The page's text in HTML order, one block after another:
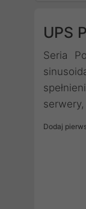
UPS
Seria
Dodaj